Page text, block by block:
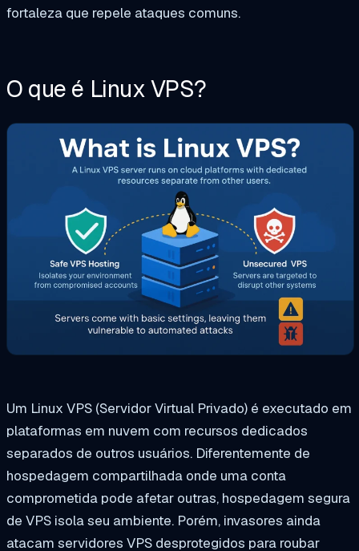
fortaleza que repele ataques comuns.
O que é Linux VPS?
Um Linux VPS (Servidor Virtual Privado) é executado em
plataformas em nuvem com recursos dedicados
separados de outros usuários. Diferentemente de
hospedagem compartilhada onde uma conta
comprometida pode afetar outras, hospedagem segura
de VPS isola seu ambiente. Porém, invasores ainda
atacam servidores VPS desprotegidos para roubar